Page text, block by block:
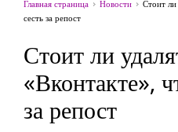
Главная страница Новости
Стоит ли
сесть за репост
Стоит ли
«Вконтакте»,
за репост